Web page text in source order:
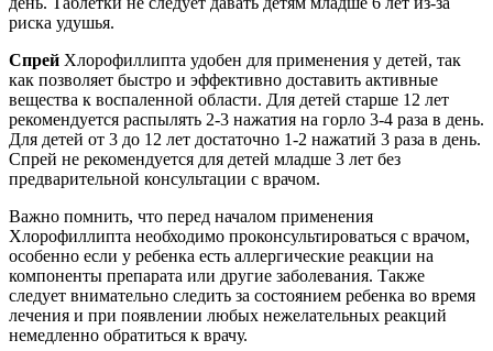
риска удушья.
Спрей Хлорофиллипта удобен для применения у детей, так
как позволяет быстро и эффективно доставить активные
вещества к воспаленной области. Для детей старше 12 лет
рекомендуется распылять 2-3 нажатия на горло 3-4 раза в день.
Для детей от 3 до 12 лет достаточно 1-2 нажатий 3 раза в день.
Спрей не рекомендуется для детей младше 3 лет без
предварительной консультации с врачом.
Важно помнить, что перед началом применения
Хлорофиллипта необходимо проконсультироваться с врачом,
особенно если у ребенка есть аллергические реакции на
компоненты препарата или другие заболевания. Также
следует внимательно следить за состоянием ребенка во время
лечения и при появлении любых нежелательных реакций
немедленно обратиться к врачу.